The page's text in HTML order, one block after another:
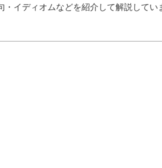
イディオムなどを紹介して解説してい